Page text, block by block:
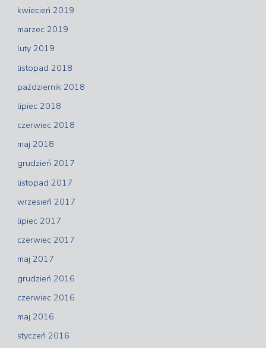
kwiecień 2019
marzec 2019
luty 2019
listopad 2018
październik 2018
lipiec 2018
czerwiec 2018
maj 2018
grudzień 2017
listopad 2017
wrzesień 2017
lipiec 2017
czerwiec 2017
maj 2017
grudzień 2016
czerwiec 2016
maj 2016
styczeń 2016